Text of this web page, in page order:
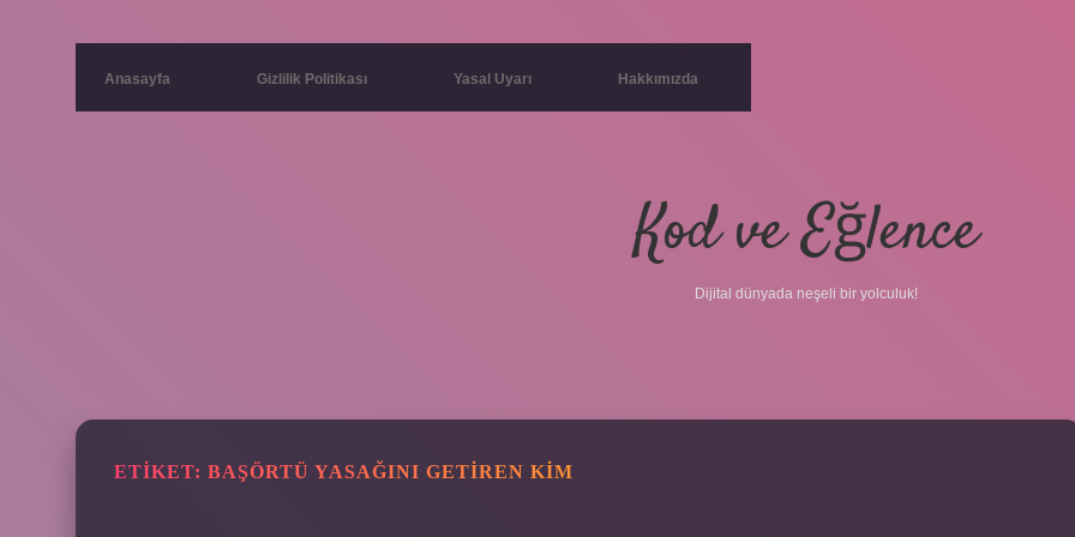
Anasayfa Gizlilik Politikası Yasal Uyarı Hakkımızda
Kod ve Eğlence
Dijital dünyada neşeli bir yolculuk!
ETIKET: BAŞÖRTÜ YASAĞINI GETIREN KIM